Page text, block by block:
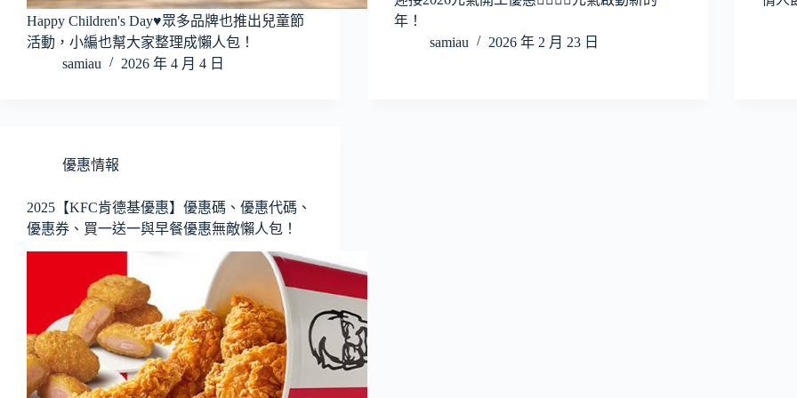
Happy Children's Day♥眾多品牌也推出兒童節
活動，小編也幫大家整理成懶人包！
samiau
2026 年 4 月 4 日
年！
samiau
2026 年 2 月 23 日
優惠情報
2025【KFC肯德基優惠】優惠碼、優惠代碼、
優惠券、買一送一與早餐優惠無敵懶人包！